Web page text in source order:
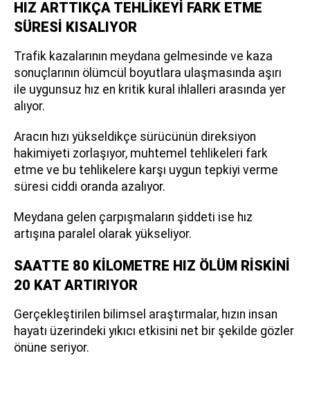
HIZ ARTTIKÇA TEHLİKEYİ FARK ETME
SÜRESİ KISALIYOR
Trafik kazalarının meydana gelmesinde ve kaza
sonuçlarının ölümcül boyutlara ulaşmasında aşırı
ile uygunsuz hız en kritik kural ihlalleri arasında yer
alıyor.
Aracın hızı yükseldikçe sürücünün direksiyon
hakimiyeti zorlaşıyor, muhtemel tehlikeleri fark
etme ve bu tehlikelere karşı uygun tepkiyi verme
süresi ciddi oranda azalıyor.
Meydana gelen çarpışmaların şiddeti ise hız
artışına paralel olarak yükseliyor.
SAATTE 80 KİLOMETRE HIZ ÖLÜM RİSKİNİ
20 KAT ARTIRIYOR
Gerçekleştirilen bilimsel araştırmalar, hızın insan
hayatı üzerindeki yıkıcı etkisini net bir şekilde gözler
önüne seriyor.